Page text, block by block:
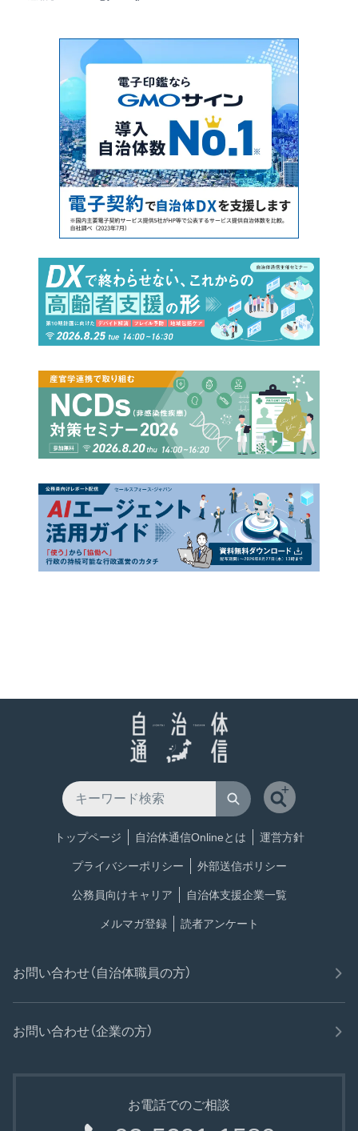
トップページ 自治体通信Onlineとは 運営方針
プライバシーポリシー 外部送信ポリシー
公務員向けキャリア 自治体支援企業一覧
メルマガ登録 読者アンケート
お問い合わせ（自治体職員の方）
お問い合わせ（企業の方）
お電話でのご相談